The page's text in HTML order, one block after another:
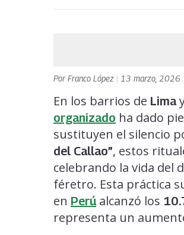
PorFranco López 13 marzo, 2026
En los barrios de Lima
organizado ha dado
sustituyen el silencio
del Callao”, estos
celebrando la vida del
féretro. Esta práctica
en Perúalcanzó los
representa un